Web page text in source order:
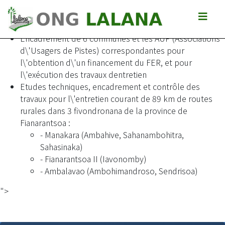
Assistance à la maîtrise d\'ouvrage des communes pour
l\'entretien des routes rurales
Encadrement de 6 communes et les AUP (Associations
d\'Usagers de Pistes) correspondantes pour
l\'obtention d\'un financement du FER, et pour
l\'exécution des travaux dentretien
Etudes techniques, encadrement et contrôle des
travaux pour l\'entretien courant de 89 km de routes
rurales dans 3 fivondronana de la province de
Fianarantsoa :
- Manakara (Ambahive, Sahanambohitra,
Sahasinaka)
- Fianarantsoa II (Iavonomby)
- Ambalavao (Ambohimandroso, Sendrisoa)
">